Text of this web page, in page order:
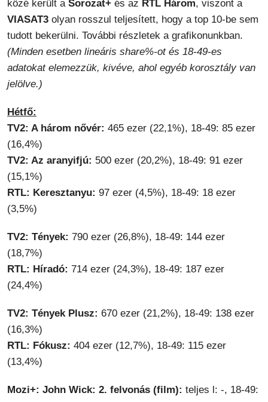
közé került a Sorozat+ és az RTL Három, viszont a
VIASAT3 olyan rosszul teljesített, hogy a top 10-be sem
tudott bekerülni. További részletek a grafikonunkban.
(Minden esetben lineáris share%-ot és 18-49-es
adatokat elemezzük, kivéve, ahol egyéb korosztály van
jelölve.)
Hétfő:
TV2: A három nővér: 465 ezer (22,1%), 18-49: 85 ezer
(16,4%)
TV2: Az aranyifjú: 500 ezer (20,2%), 18-49: 91 ezer
(15,1%)
RTL: Keresztanyu: 97 ezer (4,5%), 18-49: 18 ezer
(3,5%)
TV2: Tények: 790 ezer (26,8%), 18-49: 144 ezer
(18,7%)
RTL: Híradó: 714 ezer (24,3%), 18-49: 187 ezer
(24,4%)
TV2: Tények Plusz: 670 ezer (21,2%), 18-49: 138 ezer
(16,3%)
RTL: Fókusz: 404 ezer (12,7%), 18-49: 115 ezer
(13,4%)
Mozi+: John Wick: 2. felvonás (film): teljes l: -, 18-49: